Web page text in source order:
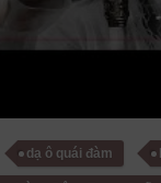
dạ ô quái đàm